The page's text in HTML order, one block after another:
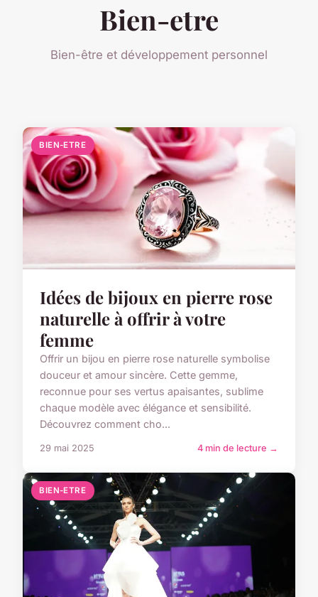
Bien-etre
Bien-être et développement personnel
BIEN-ETRE
Idées de bijoux en pierre rose
naturelle à offrir à votre
femme
Offrir un bijou en pierre rose naturelle symbolise
douceur et amour sincère. Cette gemme,
reconnue pour ses vertus apaisantes, sublime
chaque modèle avec élégance et sensibilité.
Découvrez comment cho...
29 mai 2025 4 min de lecture →
BIEN-ETRE